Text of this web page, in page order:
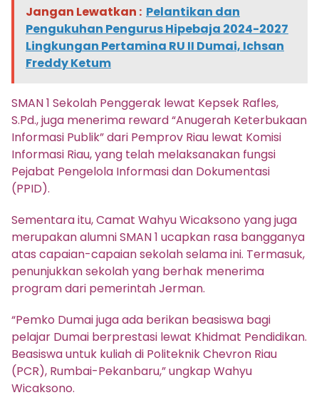
Jangan Lewatkan : Pelantikan dan
Pengukuhan Pengurus Hipebaja 2024-2027
Lingkungan Pertamina RU II Dumai, Ichsan
Freddy Ketum
SMAN 1 Sekolah Penggerak lewat Kepsek Rafles,
S.Pd., juga menerima reward “Anugerah Keterbukaan
Informasi Publik” dari Pemprov Riau lewat Komisi
Informasi Riau, yang telah melaksanakan fungsi
Pejabat Pengelola Informasi dan Dokumentasi
(PPID).
Sementara itu, Camat Wahyu Wicaksono yang juga
merupakan alumni SMAN 1 ucapkan rasa bangganya
atas capaian-capaian sekolah selama ini. Termasuk,
penunjukkan sekolah yang berhak menerima
program dari pemerintah Jerman.
“Pemko Dumai juga ada berikan beasiswa bagi
pelajar Dumai berprestasi lewat Khidmat Pendidikan.
Beasiswa untuk kuliah di Politeknik Chevron Riau
(PCR), Rumbai-Pekanbaru,” ungkap Wahyu
Wicaksono.